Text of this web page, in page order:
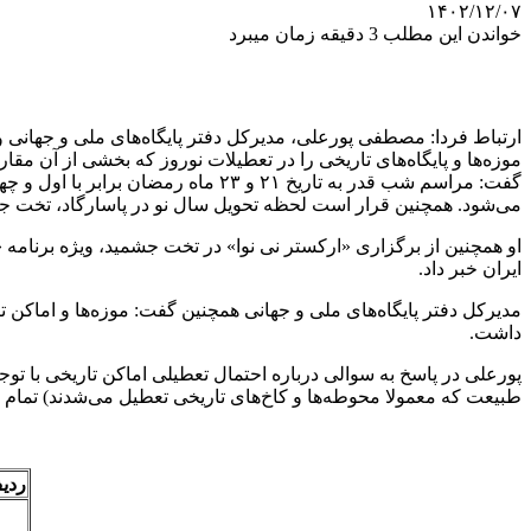
۱۴۰۲/۱۲/۰۷
خواندن این مطلب 3 دقیقه زمان میبرد
ارتباط فردا: مصطفی پورعلی، مدیرکل دفتر پایگاه‌های ملی و
موزه‌ها و پایگاه‌های تاریخی را در تعطیلات نوروز که بخشی از آن
می‌شود. همچنین قرار است لحظه تحویل سال نو در پاسارگاد، تخت
او همچنین از برگزاری «ارکستر نی نوا» در تخت جشمید، ویژه
ایران خبر داد.
داشت.
طبیعت که معمولا محوطه‌ها و کاخ‌های تاریخی تعطیل می‌شدند) تمام